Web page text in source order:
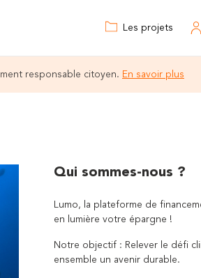
Les projets
responsable citoyen. En savoir plus
Qui sommes-nous ?
Lumo, la plateforme de
en lumière votre épargne !
Notre objectif : Relever le défi
ensemble un avenir durable.